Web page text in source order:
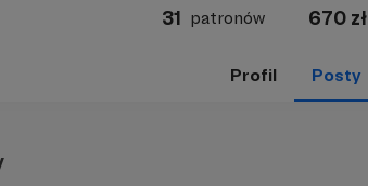
31 patronów 670 zł
Profil Posty